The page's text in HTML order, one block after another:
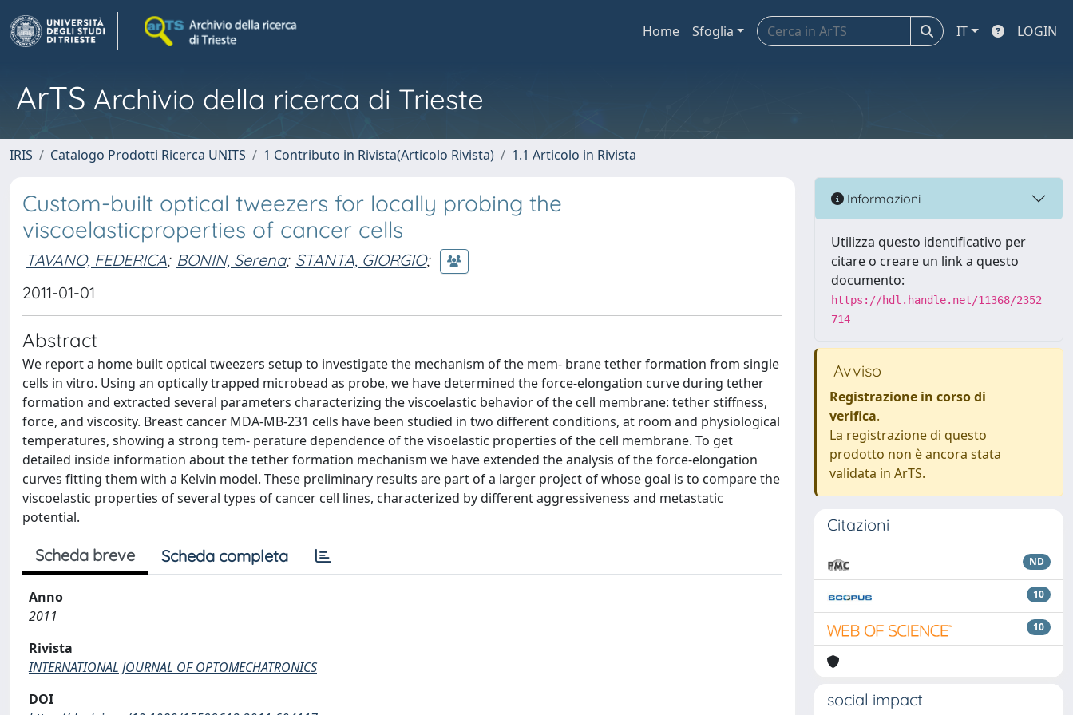
Home Sfoglia IT LOGIN
ArTS Archivio della ricerca di Trieste
IRIS Catalogo Prodotti Ricerca UNITS 1 Contributo in Rivista(Articolo Rivista) 1.1 Articolo in Rivista
Custom-built optical tweezers for locally probing the
viscoelasticproperties of cancer cells
TAVANO, FEDERICA; BONIN, Serena; STANTA, GIORGIO;
2011-01-01
Abstract
We report a home built optical tweezers setup to investigate the mechanism of the mem- brane tether formation from single
cells in vitro. Using an optically trapped microbead as probe, we have determined the force-elongation curve during tether
formation and extracted several parameters characterizing the viscoelastic behavior of the cell membrane: tether stiffness,
force, and viscosity. Breast cancer MDA-MB-231 cells have been studied in two different conditions, at room and physiological
temperatures, showing a strong tem- perature dependence of the visoelastic properties of the cell membrane. To get
detailed inside information about the tether formation mechanism we have extended the analysis of the force-elongation
curves fitting them with a Kelvin model. These preliminary results are part of a larger project of whose goal is to compare the
viscoelastic properties of several types of cancer cell lines, characterized by different aggressiveness and metastatic
potential.
Scheda breve Scheda completa
Anno
2011
Rivista
INTERNATIONAL JOURNAL OF OPTOMECHATRONICS
DOI
Informazioni
Utilizza questo identificativo per
citare o creare un link a questo
documento:
https://hdl.handle.net/11368/2352
714
Avviso
Registrazione in corso di
verifica.
La registrazione di questo
prodotto non è ancora stata
validata in ArTS.
Citazioni
ND
10
10
social impact